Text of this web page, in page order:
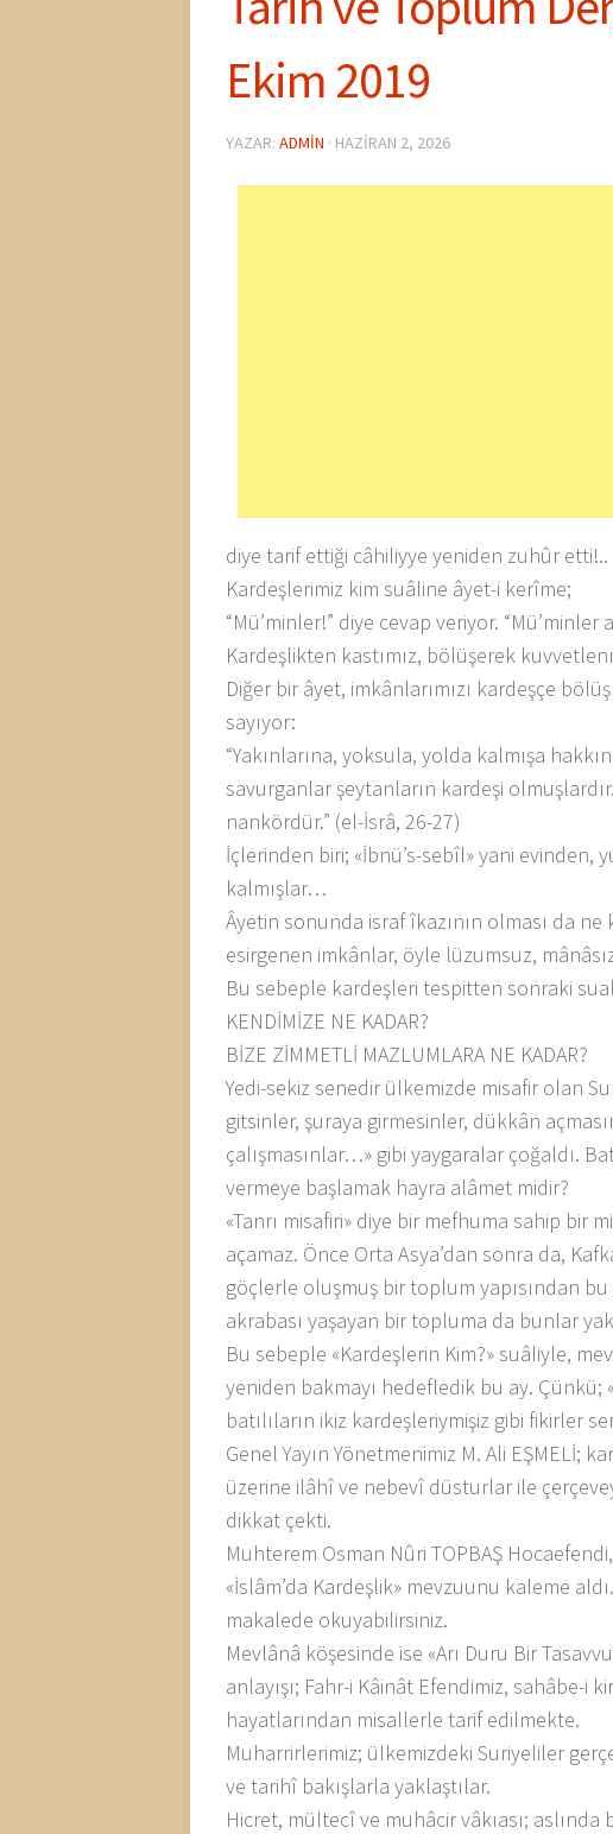
Ekim 2019
YAZAR: ADMIN · HAZIRAN 2, 2026
diye tarif ettiği câhiliyye yeniden zuhûr etti!..
Kardeşlerimiz kim suâline âyet-i kerîme;
“Mü’minler!” diye cevap veriyor.
Kardeşlikten kastımız, bölüşerek
Diğer bir âyet, imkânlarımızı kardeşçe
sayıyor:
“Yakınlarına, yoksula, yolda kalmışa
savurganlar şeytanların kardeşi
nankördür.” (el-İsrâ, 26-27)
İçlerinden biri; «İbnü’s-sebîl» yani
kalmışlar…
Âyetin sonunda israf îkazının olması da
esirgenen imkânlar, öyle lüzumsuz,
Bu sebeple kardeşleri tespitten sonraki
KENDİMİZE NE KADAR?
BİZE ZİMMETLİ MAZLUMLARA NE KADAR?
Yedi-sekiz senedir ülkemizde misafir olan
gitsinler, şuraya girmesinler, dükkân
çalışmasınlar…» gibi yaygaralar çoğaldı.
vermeye başlamak hayra alâmet midir?
«Tanrı misafiri» diye bir mefhuma sahip bir
açamaz. Önce Orta Asya’dan sonra da,
göçlerle oluşmuş bir toplum yapısından bu
akrabası yaşayan bir topluma da bunlar
Bu sebeple «Kardeşlerin Kim?» suâliyle,
yeniden bakmayı hedefledik bu ay. Çünkü;
batılıların ikiz kardeşleriymişiz gibi fikirler
Genel Yayın Yönetmenimiz M. Ali EŞMELİ;
üzerine ilâhî ve nebevî düsturlar ile
dikkat çekti.
Muhterem Osman Nûri TOPBAŞ
«İslâm’da Kardeşlik» mevzuunu kaleme
makalede okuyabilirsiniz.
Mevlânâ köşesinde ise «Arı Duru Bir
anlayışı; Fahr-i Kâinât Efendimiz, sahâbe-i
hayatlarından misallerle tarif edilmekte.
Muharrirlerimiz; ülkemizdeki Suriyeliler
ve tarihî bakışlarla yaklaştılar.
Hicret, mültecî ve muhâcir vâkıası;